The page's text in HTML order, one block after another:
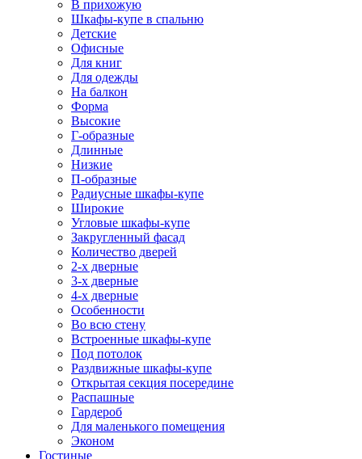
В прихожую
Шкафы-купе в спальню
Детские
Офисные
Для книг
Для одежды
На балкон
Форма
Высокие
Г-образные
Длинные
Низкие
П-образные
Радиусные шкафы-купе
Широкие
Угловые шкафы-купе
Закругленный фасад
Количество дверей
2-х дверные
3-х дверные
4-х дверные
Особенности
Во всю стену
Встроенные шкафы-купе
Под потолок
Раздвижные шкафы-купе
Открытая секция посередине
Распашные
Гардероб
Для маленького помещения
Эконом
Гостиные